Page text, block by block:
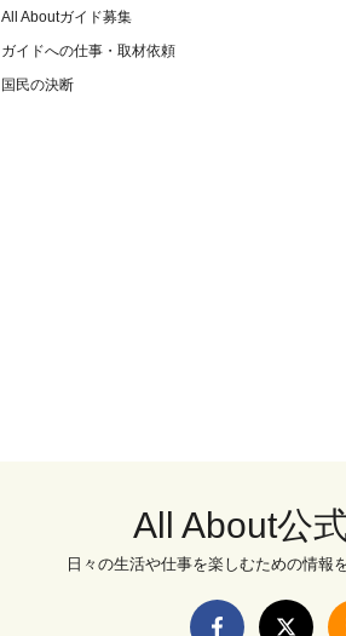
All Aboutガイド募集
ガイドへの仕事・取材依頼
国民の決断
All About公
日々の生活や仕事を楽しむための情報